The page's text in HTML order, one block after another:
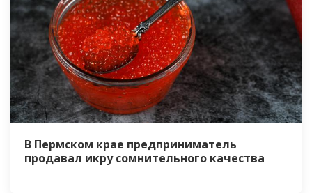
В Пермском крае предприниматель
продавал икру сомнительного качества